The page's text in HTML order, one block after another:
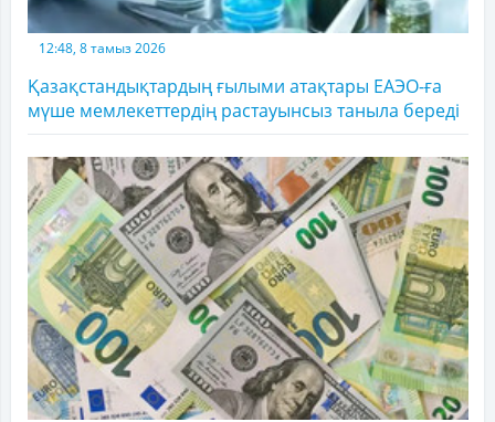
12:48, 8 тамыз 2026
Қазақстандықтардың ғылыми атақтары ЕАЭО-ға
мүше мемлекеттердің растауынсыз таныла береді